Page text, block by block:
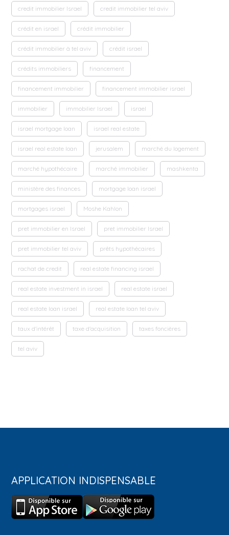
credit immobilier Israel credit immobilier tel aviv
crédit en israel crédit immobilier
crédit immobilier à tel aviv crédit israel
crédits immobiliers financement
financement immobilier financement immobilier israel
immobilier immobilier Israel israel
israel mortgage loan israel real estate
israel real estate loan jerusalem marché du logement
marché hypothécaire marché immobilier mashkenta
ministère des finances mortgage loan israel
mortgages israel Moshe Kahlon
pret immobilier en Israel pret immobilier Israel
pret immobilier tel aviv prêts hypothécaires
rachat de credit real estate financing israel
real estate investment in israel real estate israel
real estate loan israel real estate loan tel aviv
taux d'intérêt taxe d'acquisition taxes foncières
tel aviv
APPLICATION INDISPENSABLE